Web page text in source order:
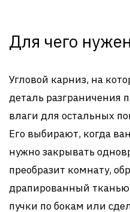
Для чего нужен
Угловой карниз, на
деталь разграничения
влаги для остальных
Его выбирают, когда
нужно закрывать
преобразит комнату,
драпированный
пучки по бокам или